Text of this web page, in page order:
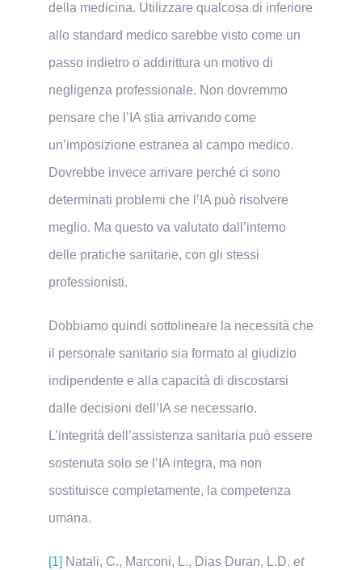
della medicina. Utilizzare qualcosa di inferiore
allo standard medico sarebbe visto come un
passo indietro o addirittura un motivo di
negligenza professionale. Non dovremmo
pensare che l’IA stia arrivando come
un’imposizione estranea al campo medico.
Dovrebbe invece arrivare perché ci sono
determinati problemi che l’IA può risolvere
meglio. Ma questo va valutato dall’interno
delle pratiche sanitarie, con gli stessi
professionisti.
Dobbiamo quindi sottolineare la necessità che
il personale sanitario sia formato al giudizio
indipendente e alla capacità di discostarsi
dalle decisioni dell’IA se necessario.
L’integrità dell’assistenza sanitaria può essere
sostenuta solo se l’IA integra, ma non
sostituisce completamente, la competenza
umana.
[1] Natali, C., Marconi, L., Dias Duran, L.D. et